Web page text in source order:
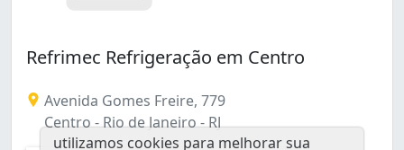
Refrimec Refrigeração em Centro
Avenida Gomes Freire, 779
Centro - Rio de Janeiro - RJ
utilizamos cookies para melhorar sua